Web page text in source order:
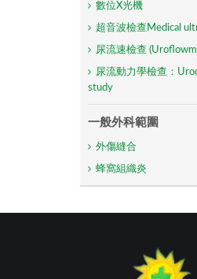
數位X光機
超音波檢查Medical
尿流速檢查
尿流動力學檢查：
study
一般外科範圍
外傷縫合
蜂窩組織炎